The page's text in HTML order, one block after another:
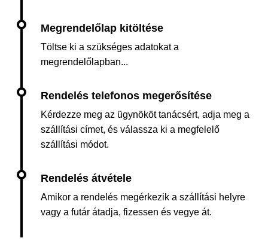
Töltse ki a szükséges adatokat a
megrendelőlapban...
Kérdezze meg az ügynököt tanácsért, adja meg a
szállítási címet, és válassza ki a megfelelő
szállítási módot.
Amikor a rendelés megérkezik a szállítási helyre
vagy a futár átadja, fizessen és vegye át.